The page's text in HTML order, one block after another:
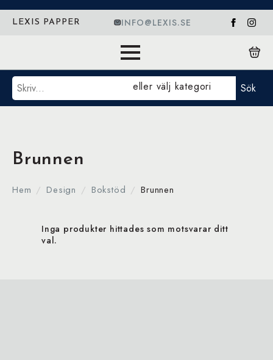
LEXIS PAPPER INFO@LEXIS.SE
Sök eller välj kategori Sök
Brunnen
Hem Design Bokstöd Brunnen
Inga produkter hittades som motsvarar ditt
val.